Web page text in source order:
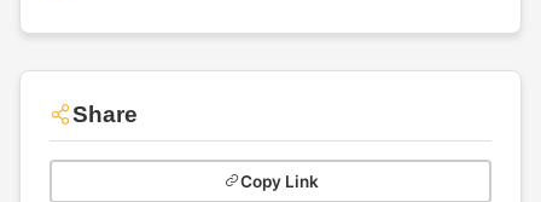
Share
Copy Link